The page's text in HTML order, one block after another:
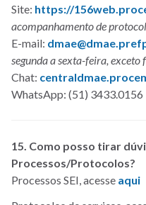
Site: https://
acompanhamento de
E-mail:
segunda a sexta-feira,
Chat:
WhatsApp: (51) 3433.0156
15. Como posso tirar
Processos/Protocolos?
Processos SEI, acesse aqui